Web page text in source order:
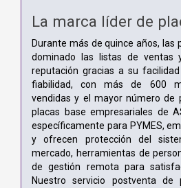
La marca líder de
Durante más de quince años, las
dominado las listas de ventas
reputación gracias a su
fiabilidad, con más de 600
vendidas y el mayor número de
placas base empresariales de
específicamente para PYMES,
y ofrecen protección del
mercado, herramientas de
de gestión remota para
Nuestro servicio postventa